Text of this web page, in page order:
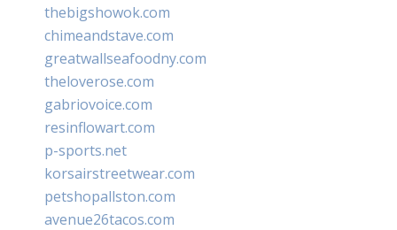
thebigshowok.com
chimeandstave.com
greatwallseafoodny.com
theloverose.com
gabriovoice.com
resinflowart.com
p-sports.net
korsairstreetwear.com
petshopallston.com
avenue26tacos.com